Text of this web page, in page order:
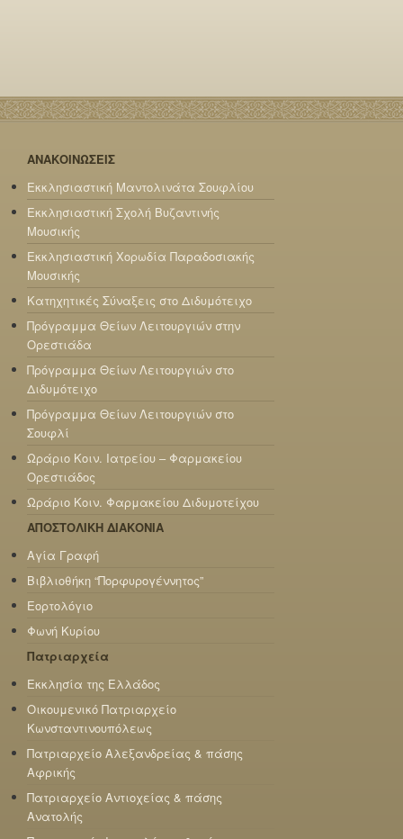
ΑΝΑΚΟΙΝΩΣΕΙΣ
Εκκλησιαστική Μαντολινάτα Σουφλίου
Εκκλησιαστική Σχολή Βυζαντινής
Μουσικής
Εκκλησιαστική Χορωδία Παραδοσιακής
Μουσικής
Κατηχητικές Σύναξεις στο Διδυμότειχο
Πρόγραμμα Θείων Λειτουργιών στην
Ορεστιάδα
Πρόγραμμα Θείων Λειτουργιών στο
Διδυμότειχο
Πρόγραμμα Θείων Λειτουργιών στο
Σουφλί
Ωράριο Κοιν. Ιατρείου – Φαρμακείου
Ορεστιάδος
Ωράριο Κοιν. Φαρμακείου Διδυμοτείχου
ΑΠΟΣΤΟΛΙΚΗ ΔΙΑΚΟΝΙΑ
Αγία Γραφή
Βιβλιοθήκη “Πορφυρογέννητος”
Εορτολόγιο
Φωνή Κυρίου
Πατριαρχεία
Εκκλησία της Ελλάδος
Οικουμενικό Πατριαρχείο
Κωνσταντινουπόλεως
Πατριαρχείο Αλεξανδρείας & πάσης
Αφρικής
Πατριαρχείο Αντιοχείας & πάσης
Ανατολής